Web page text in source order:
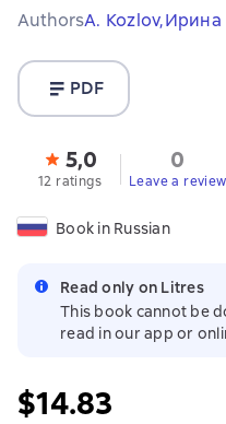
AuthorsA. Kozlov,Ирина
PDF
5,0
12 ratings
0
Leave a review
Book in Russian
Read only on Litres
This book cannot be
read in our app or
$14.83